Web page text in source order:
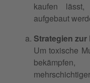
kaufen
aufgebaut
Strategien
Um toxische